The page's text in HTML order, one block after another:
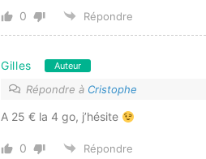
0 Répondre
Gilles Auteur
Répondre à Cristophe
A 25 € la 4 go, j’hésite
0 Répondre